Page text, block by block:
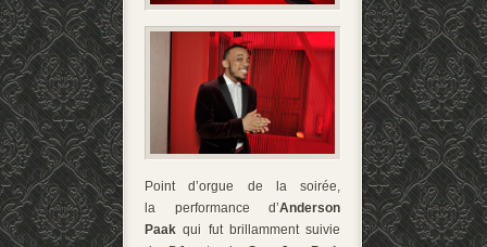
Point d’orgue de la soirée,
la performance d’Anderson
Paak qui fut brillamment suivie